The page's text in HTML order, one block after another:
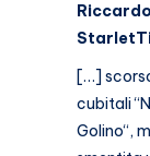
[…]
cubitali
Golino“,